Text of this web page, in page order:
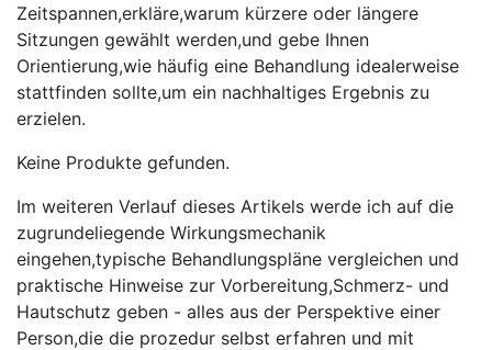
Zeitspannen,erkläre,warum kürzere oder⁤ längere ​
Sitzungen gewählt werden,und⁣ gebe Ihnen
⁢Orientierung,wie häufig eine Behandlung idealerweise
stattfinden ⁤sollte,um ein ⁢nachhaltiges⁤ Ergebnis zu⁣
erzielen.
Keine Produkte gefunden.
Im ⁣weiteren Verlauf dieses Artikels werde⁣ ich auf die
zugrundeliegende​ Wirkungsmechanik
eingehen,typische Behandlungspläne vergleichen und
praktische⁣ Hinweise zur⁢ Vorbereitung,Schmerz- und
Hautschutz geben ‌- alles aus der‍ Perspektive einer
⁣Person,die die prozedur selbst erfahren und mit​